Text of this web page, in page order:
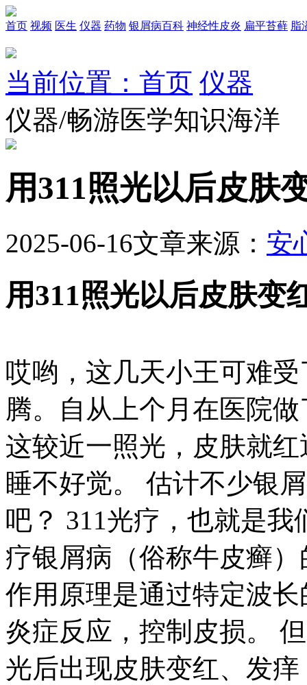
首页 视频 医生 仪器 药物 银屑病百科 神经性皮炎 扁平苔藓 脂
当前位置：首页 仪器
仪器/畅游医学知识海洋
用311照光以后皮肤
2025-06-16文章来源： 安
用311照光以后皮肤变
哎哟，这几天小王可难
腾。自从上个月在医院
这较近一照光，皮肤就
睡不好觉。 估计不少银
吧？ 311光疗，也就是
疗银屑病（俗称牛皮癣
作用原理是通过特定波
炎症反应，控制皮损。
光后出现皮肤变红、发